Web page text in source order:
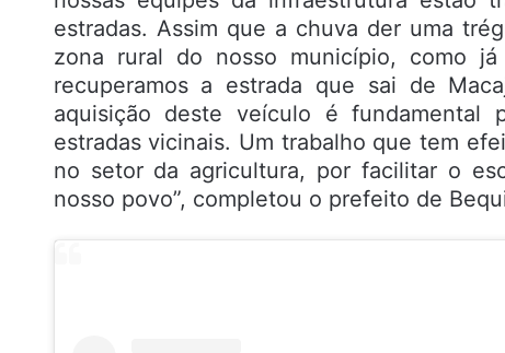
estradas. Assim que a chuva der uma
zona rural do nosso município, como
recuperamos a estrada que sai de
aquisição deste veículo é fundamental
estradas vicinais. Um trabalho que tem
no setor da agricultura, por facilitar o
nosso povo”, completou o prefeito de